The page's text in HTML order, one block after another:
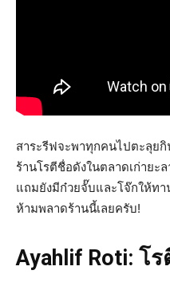
สาระรีฟจะพาทุกคนไปตะลุยกิ
ร้านโรตีชื่อดังในตลาดเก่ายะ
แถมยังมีก๋วยจั๊บและโจ๊กให้ท
ห้ามพลาดร้านนี้เลยครับ!
Ayahlif Roti: โ